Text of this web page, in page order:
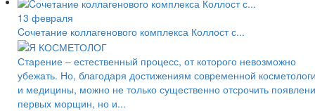
13 февраля
Cочетание коллагенового комплекса Коллост с...
Старение – естественный процесс, от которого невозможно
убежать. Но, благодаря достижениям современной
и медицины, можно не только существенно отсрочить
первых морщин, но и...